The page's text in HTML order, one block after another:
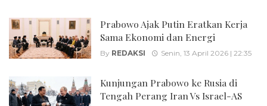
Prabowo Ajak Putin Eratkan Kerja
Sama Ekonomi dan Energi
By REDAKSI Senin, 13 April 2026 | 22:35
Kunjungan Prabowo ke Rusia di
Tengah Perang Iran Vs Israel-AS